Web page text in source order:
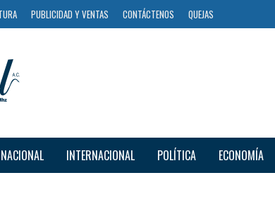
PUBLICIDAD Y VENTAS CONTÁCTENOS QUEJAS
NACIONAL INTERNACIONAL POLÍTICA ECONOMÍA